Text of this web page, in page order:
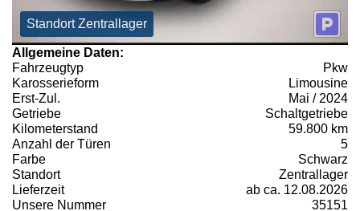
Standort Zentrallager
Allgemeine Daten:
Fahrzeugtyp
Pkw
Karosserieform
Limousine
Erst-Zul.
Mai / 2024
Getriebe
Schaltgetriebe
Kilometerstand
59.800 km
Anzahl der Türen
5
Farbe
Schwarz
Standort
Zentrallager
Lieferzeit
ab ca. 12.08.2026
Unsere Nummer
35151